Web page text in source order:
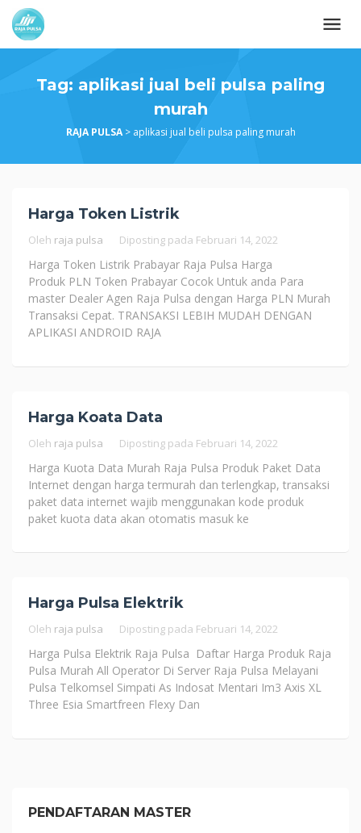
Loncat
ke
konten
Tag: aplikasi jual beli pulsa paling
murah
RAJA PULSA> aplikasi jual beli pulsa paling murah
Harga Token Listrik
Oleh raja pulsa Diposting pada Februari 14, 2022
Harga Token Listrik Prabayar Raja Pulsa Harga
Produk PLN Token Prabayar Cocok Untuk anda Para
master Dealer Agen Raja Pulsa dengan Harga PLN Murah
Transaksi Cepat. TRANSAKSI LEBIH MUDAH DENGAN
APLIKASI ANDROID RAJA
Harga Koata Data
Oleh raja pulsa Diposting pada Februari 14, 2022
Harga Kuota Data Murah Raja Pulsa Produk Paket Data
Internet dengan harga termurah dan terlengkap, transaksi
paket data internet wajib menggunakan kode produk
paket kuota data akan otomatis masuk ke
Harga Pulsa Elektrik
Oleh raja pulsa Diposting pada Februari 14, 2022
Harga Pulsa Elektrik Raja Pulsa Daftar Harga Produk Raja
Pulsa Murah All Operator Di Server Raja Pulsa Melayani
Pulsa Telkomsel Simpati As Indosat Mentari Im3 Axis XL
Three Esia Smartfreen Flexy Dan
PENDAFTARAN MASTER